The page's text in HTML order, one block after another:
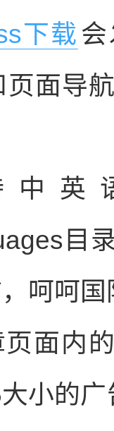
下载
面导
语
目
呵呵
内的
小的